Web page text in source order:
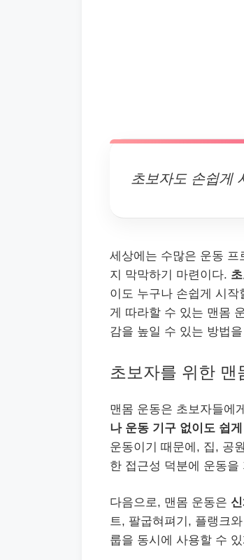
초보자도 손쉽게
세상에는 수많은 운동
지 막막하기 마련이다.
이도 누구나 손쉽게 시
게 따라할 수 있는 맨몸
감을 높일 수 있는 방법
초보자를 위한 맨
맨몸 운동은 초보자들에
나 운동 기구 없이도 쉽
운동이기 때문에, 집, 공
한 접근성 덕분에 운동
다음으로, 맨몸 운동은
트, 팔굽혀펴기, 플랭크
룹을 동시에 사용할 수